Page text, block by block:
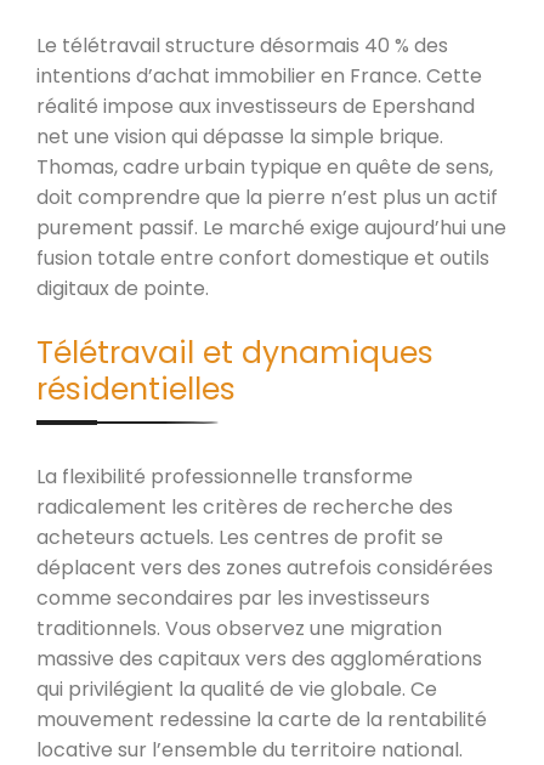
Le télétravail structure désormais 40 % des
intentions d’achat immobilier en France. Cette
réalité impose aux investisseurs de Epershand
net une vision qui dépasse la simple brique.
Thomas, cadre urbain typique en quête de sens,
doit comprendre que la pierre n’est plus un actif
purement passif. Le marché exige aujourd’hui une
fusion totale entre confort domestique et outils
digitaux de pointe.
Télétravail et dynamiques
résidentielles
La flexibilité professionnelle transforme
radicalement les critères de recherche des
acheteurs actuels. Les centres de profit se
déplacent vers des zones autrefois considérées
comme secondaires par les investisseurs
traditionnels. Vous observez une migration
massive des capitaux vers des agglomérations
qui privilégient la qualité de vie globale. Ce
mouvement redessine la carte de la rentabilité
locative sur l’ensemble du territoire national.